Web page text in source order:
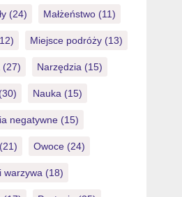
(24) Małżeństwo(11)
Miejsce podróży(13)
(27) Narzędzia(15)
Nauka(15)
negatywne(15)
Owoce(24)
warzywa(18)